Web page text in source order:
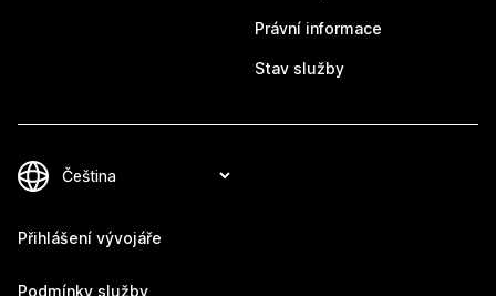
Právní informace
Stav služby
Přihlášení vývojáře
Podmínky služby